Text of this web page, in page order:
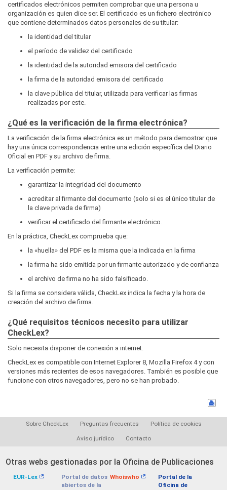
certificados electrónicos permiten comprobar que una persona u
organización es quien dice ser. El certificado es un fichero electrónico
que contiene determinados datos personales de su titular:
la identidad del titular
el período de validez del certificado
la identidad de la autoridad emisora del certificado
la firma de la autoridad emisora del certificado
la clave pública del titular, utilizada para verificar las firmas
realizadas por este.
¿Qué es la verificación de la firma electrónica?
La verificación de la firma electrónica es un método para demostrar que
hay una única correspondencia entre una edición específica del Diario
Oficial en PDF y su archivo de firma.
La verificación permite:
garantizar la integridad del documento
acreditar al firmante del documento (solo si es el único titular de
la clave privada de firma)
verificar el certificado del firmante electrónico.
En la práctica, CheckLex comprueba que:
la «huella» del PDF es la misma que la indicada en la firma
la firma ha sido emitida por un firmante autorizado y de confianza
el archivo de firma no ha sido falsificado.
Si la firma se considera válida, CheckLex indica la fecha y la hora de
creación del archivo de firma.
¿Qué requisitos técnicos necesito para utilizar
CheckLex?
Solo necesita disponer de conexión a internet.
CheckLex es compatible con Internet Explorer 8, Mozilla Firefox 4 y con
versiones más recientes de esos navegadores. También es posible que
funcione con otros navegadores, pero no se han probado.
Sobre CheckLex Preguntas frecuentes Política de cookies
Aviso jurídico Contacto
Otras webs gestionadas por la Oficina de Publicaciones
EUR-Lex
Portal de datos
abiertos de la
Whoiswho
Portal de la
Oficina de